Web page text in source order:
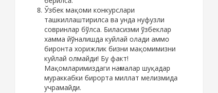
Ўзбек мақоми конкурслари
ташкиллаштирилса ва унда нуфузли
совринлар бўлса. Биласизми ўзбеклар
хамма йўналишда куйлай олади аммо
биронта хорижлик бизни мақомимизни
куйлай олмайди! Бу факт!
Мақомларимиздаги нағмалар шуқадар
мураккабки бирорта миллат мелизмида
учрамайди.